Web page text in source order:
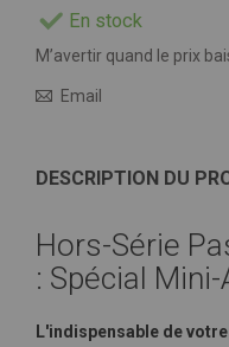
En stock
M’avertir quand le prix
Email
DESCRIPTION DU
Hors-Série
: Spécial
L'indispensable de